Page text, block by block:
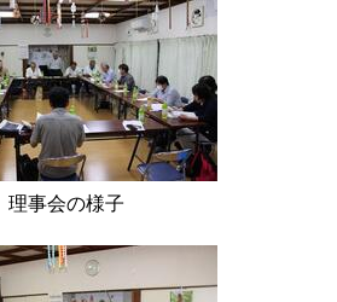
理事会の様子